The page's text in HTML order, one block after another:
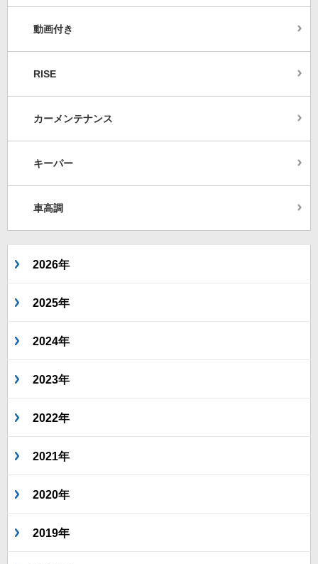
動画付き
RISE
カーメンテナンス
キーパー
車高調
2026年
2025年
2024年
2023年
2022年
2021年
2020年
2019年